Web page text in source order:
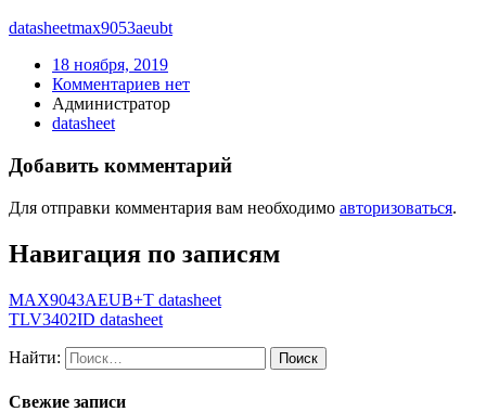
datasheetmax9053aeubt
18 ноября, 2019
Комментариев нет
Администратор
datasheet
Добавить комментарий
Для отправки комментария вам необходимо авторизоваться.
Навигация по записям
MAX9043AEUB+T datasheet
TLV3402ID datasheet
Найти:
Свежие записи